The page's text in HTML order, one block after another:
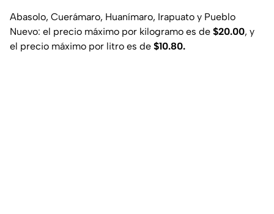
Abasolo, Cuerámaro, Huanímaro, Irapuato y Pueblo
Nuevo: el precio máximo por kilogramo es de $20.00, y
el precio máximo por litro es de $10.80.